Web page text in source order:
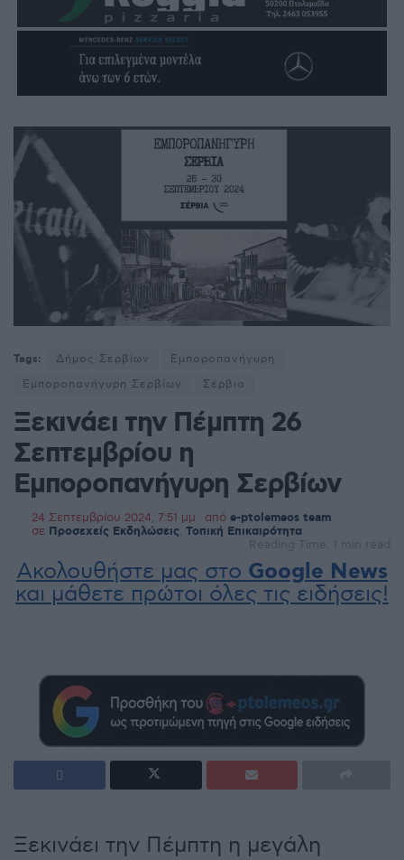
Tags: Δήμος Σερβίων
Εμποροπανήγυρη
Εμποροπανήγυρη Σερβίων
Σέρβια
Ξεκινάει την Πέμπτη 26
Σεπτεμβρίου η
Εμποροπανήγυρη Σερβίων
24 Σεπτεμβρίου 2024, 7:51 μμ από e-ptolemeos team
σε Προσεχείς Εκδηλώσεις Τοπική Επικαιρότητα
Reading Time: 1 min read
Ακολουθήστε μας στο Google News
και μάθετε πρώτοι όλες τις ειδήσεις!
Ξεκινάει την Πέμπτη η μεγάλη